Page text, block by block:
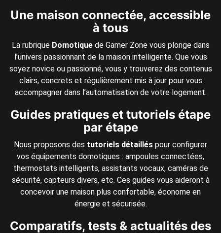
Une maison connectée, accessible
à tous
La rubrique Domotiquede Gamer Zone vous plonge dans
l’univers passionnant de la maison intelligente. Que vous
soyez novice ou passionné, vous y trouverez des contenus
clairs, concrets et régulièrement mis à jour pour vous
accompagner dans l’automatisation de votre logement.
Guides pratiques et tutoriels étape
par étape
Nous proposons des tutoriels détaillés pour configurer
vos équipements domotiques : ampoules connectées,
thermostats intelligents, assistants vocaux, caméras de
sécurité, capteurs divers, etc. Ces guides vous aideront à
concevoir une maison plus confortable, économe en
énergie et sécurisée.
Comparatifs, tests & actualités des